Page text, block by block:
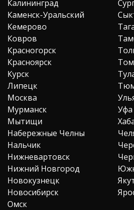
Калининград
Каменск-Уральский
Кемерово
Ковров
Красногорск
Красноярск
Курск
Липецк
Москва
Мурманск
Мытищи
Набережные Челны
Нальчик
Нижневартовск
Нижний Новгород
Новокузнецк
Новосибирск
Омск
Уфа